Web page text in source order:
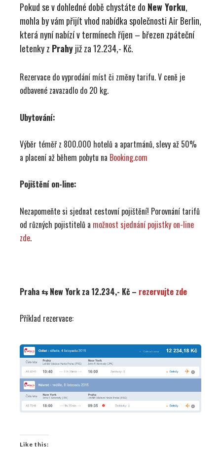
Pokud se v dohledné době chystáte do New Yorku,
mohla by vám přijít vhod nabídka společnosti Air Berlin,
která nyní nabízí v termínech říjen – březen zpáteční
letenky z Prahyjiž za 12.234,- Kč.
Rezervace do vyprodání míst či změny tarifu. V ceně je
odbavené zavazadlo do 20 kg.
Ubytování:
Výběr téměř z 800.000 hotelů a apartmánů, slevy až 50%
a placení až během pobytu na Booking.com
Pojištění on-line:
Nezapomeňte si sjednat cestovní pojištění! Porovnání tarifů
od různých pojistitelů a možnost sjednání pojistky on-line
zde.
Praha ⇆ New York za 12.234,- Kč – rezervujte zde
Příklad rezervace:
Like this: